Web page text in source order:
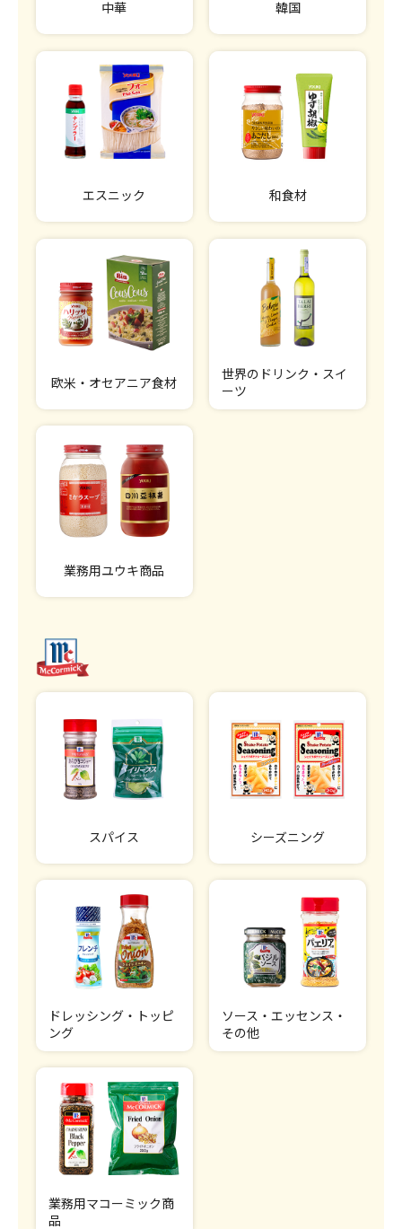
中華 韓国
エスニック 和食材
欧米・オセアニア食材
世界のドリンク・スイ
ーツ
業務用ユウキ商品
スパイス シーズニング
ドレッシング・トッピ
ング
ソース・エッセンス・
その他
業務用マコーミック商
品